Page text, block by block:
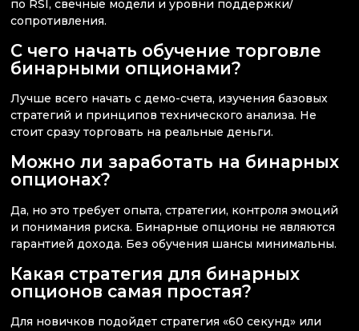
по RSI, свечные модели и уровни поддержки/
сопротивления.
С чего начать обучение торговле
бинарными опционами?
Лучше всего начать с демо-счета, изучения базовых
стратегий и принципов технического анализа. Не
стоит сразу торговать на реальные деньги.
Можно ли заработать на бинарных
опционах?
Да, но это требует опыта, стратегии, контроля эмоций
и понимания риска. Бинарные опционы не являются
гарантией дохода. Без обучения шансы минимальны.
Какая стратегия для бинарных
опционов самая простая?
Для новичков подойдет стратегия «60 секунд» или